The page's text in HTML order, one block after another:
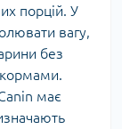
порцій. У
вагу,
без
має